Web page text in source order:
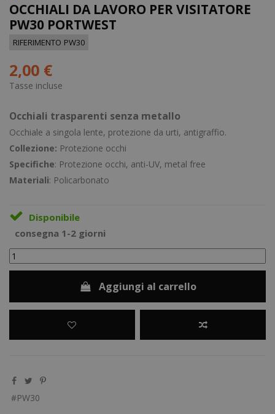
OCCHIALI DA LAVORO PER VISITATORE
PW30 PORTWEST
RIFERIMENTO PW30
2,00 €
Tasse incluse
Occhiali trasparenti senza metallo
Occhiale a singola lente, protezione da urti, antigraffio.
Collezione: Protezione occhi
Specifiche: Protezione occhi, anti-UV, metal free
Materiali: Policarbonato
Disponibile
consegna 1-2 giorni
Aggiungi al carrello
PW30